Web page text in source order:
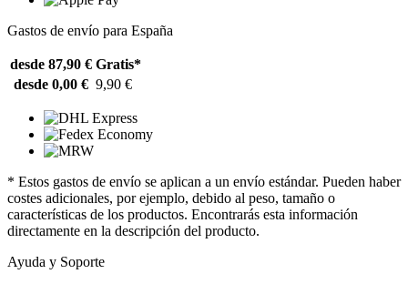
Gastos de envío para España
desde 87,90 € Gratis*
desde 0,00 € 9,90 €
* Estos gastos de envío se aplican a un envío estándar. Pueden haber
costes adicionales, por ejemplo, debido al peso, tamaño o
características de los productos. Encontrarás esta información
directamente en la descripción del producto.
Ayuda y Soporte